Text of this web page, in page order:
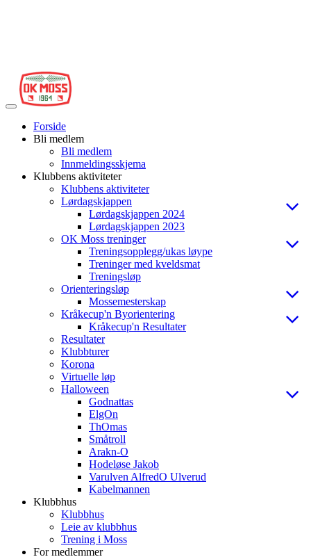
Veksle
navigasjonForside
Bli medlem
Bli medlem
Innmeldingsskjema
Klubbens aktiviteter
Klubbens aktiviteter
Lørdagskjappen
Lørdagskjappen 2024
Lørdagskjappen 2023
OK Moss treninger
Treningsopplegg/ukas løype
Treninger med kveldsmat
Treningsløp
Orienteringsløp
Mossemesterskap
Kråkecup'n Byorientering
Kråkecup'n Resultater
Resultater
Klubbturer
Korona
Virtuelle løp
Halloween
Godnattas
ElgOn
ThOmas
Småtroll
Arakn-O
Hodeløse Jakob
Varulven AlfredO Ulverud
Kabelmannen
Klubbhus
Klubbhus
Leie av klubbhus
Trening i Moss
For medlemmer